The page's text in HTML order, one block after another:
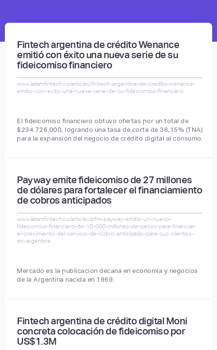
Fintech argentina de crédito Wenance
emitió con éxito una nueva serie de su
fideicomiso financiero
www.latamfintech.co/articles/fintech-argentina-de-credito-wenance-
emitio-con-exito-una-nueva-serie-de-su-fideicomiso-financiero
El fideicomiso financiero obtuvo ofertas por un total de
$234.726.000, logrando una tasa de corte de 36,15% (TNA)
para la expansión del negocio de crédito digital al consumo.
Payway emite fideicomiso de 27 millones
de dólares para fortalecer el financiamiento
de cobros anticipados
www.latamfintech.co/articles/pfm-payway-emitio-un-nuevo-
fideicomiso-financiero-de-10-000-millones-de-pesos-para-financiar-
el-crecimiento-del-servicio-de-cobro-anticipado-para-sus-clientes-
en-argentina
Mercado es la publicación decana en economía y negocios
de la Argentina nacida en 1969.
Fintech argentina de crédito digital Moni
concreta colocación de fideicomiso por
US$1.3M